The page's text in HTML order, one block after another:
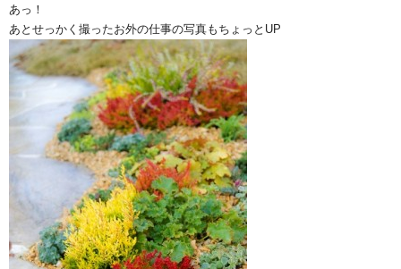
あっ！
あとせっかく撮ったお外の仕事の写真もちょっとUP